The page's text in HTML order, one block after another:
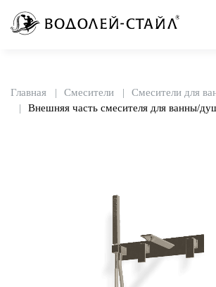
Главная Смесители
Смесители для
Внешняя часть смесителя для ванны/